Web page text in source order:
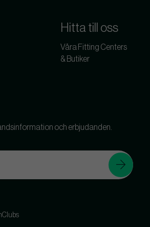
Hitta till oss
Våra Fitting Centers
& Butiker
och erbjudanden.